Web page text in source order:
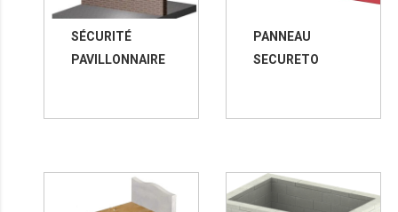
SÉCURITÉ
PAVILLONNAIRE
PANNEAU
SECURETO